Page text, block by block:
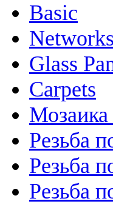
Basic
Networks
Glass
Carpets
Резьба
Резьба
Резьба